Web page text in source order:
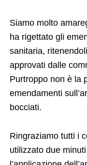
Siamo molto
ha rigettato gli
sanitaria,
approvati dalle
Purtroppo non è la
emendamenti
bocciati.
Ringraziamo tutti i
utilizzato due